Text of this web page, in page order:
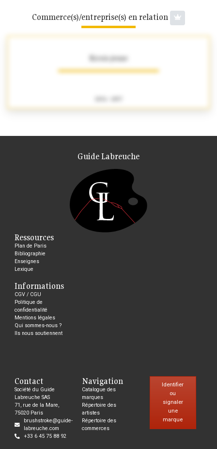
Commerce(s)/entreprise(s) en relation
Ricois jeune
Guide Labreuche
Ressources
Plan de Paris
Bibliographie
Enseignes
Lexique
Informations
CGV / CGU
Politique de
confidentialité
Mentions légales
Qui sommes-nous ?
Ils nous soutiennent
Contact
Société du Guide
Labreuche SAS
71, rue de la Mare,
75020 Paris
brushstroke@guide-
labreuche.com
+33 6 45 75 88 92
Navigation
Catalogue des
marques
Répertoire des
artistes
Répertoire des
commerces
Identifier
ou
signaler
une
marque